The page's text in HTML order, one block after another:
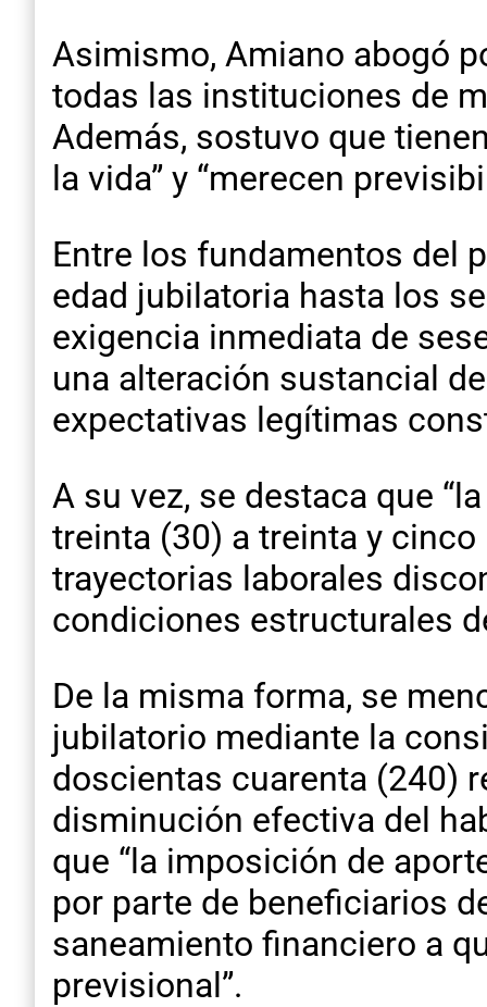
Asimismo, Amiano abogó
todas las instituciones de
Además, sostuvo que
la vida” y “merecen
Entre los fundamentos del
edad jubilatoria hasta los
exigencia inmediata de
una alteración sustancial
expectativas legítimas
A su vez, se destaca que
treinta (30) a treinta y
trayectorias laborales
condiciones estructurales
De la misma forma, se
jubilatorio mediante la
doscientas cuarenta (240)
disminución efectiva del
que “la imposición de
por parte de beneficiarios
saneamiento financiero a
previsional”.